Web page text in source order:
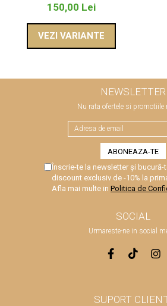
150,00 Lei
VEZI VARIANTE
NEWSLETTER
Nu rata ofertele si promotiile
Înscrie-te la newsletter și bucură-
discount exclusiv de -10% la
Afla mai multe in Politica de
SOCIAL
Urmareste-ne in social
SUPORT